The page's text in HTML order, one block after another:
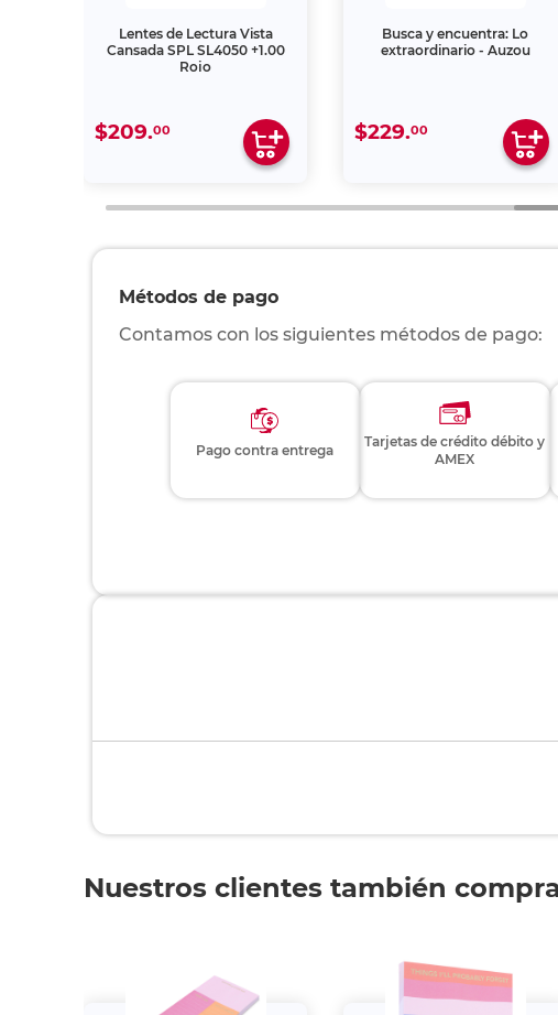
Lentes de Lectura Vista
Cansada SPL SL4050 +1.00
Rojo
$209.00
Busca y encuentra: Lo
extraordinario - Auzou
$229.00
Métodos de pago
Contamos con los siguientes métodos de pago:
Pago contra entrega
Tarjetas de crédito débito y
AMEX
Nuestros clientes también